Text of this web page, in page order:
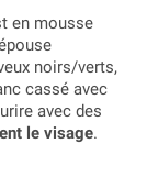
en mousse
noirs/verts,
cassé avec
avec des
le visage.